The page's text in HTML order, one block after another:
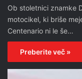
Ob stoletnici znamke
motocikel, ki briše
Centenario ni le še…
Preberite več »